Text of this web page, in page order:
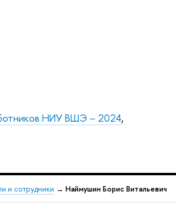
НИУ ВШЭ – 2024,
и сотрудники → Наймушин Борис Витальевич